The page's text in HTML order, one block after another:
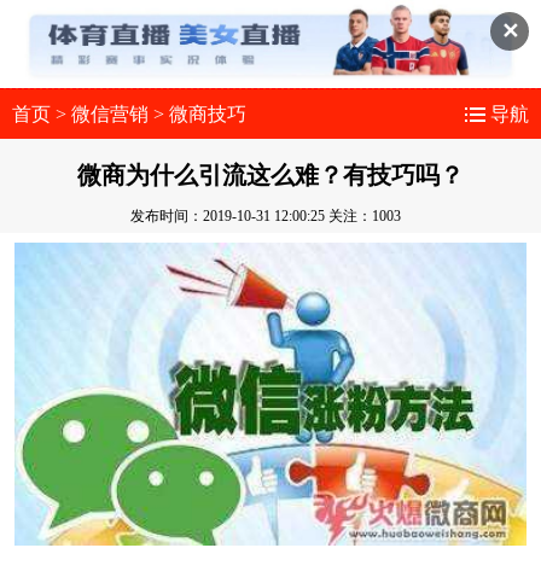
✕
首页 > 微信营销 > 微商技巧 导航
微商为什么引流这么难？有技巧吗？
发布时间：2019-10-31 12:00:25 关注：1003